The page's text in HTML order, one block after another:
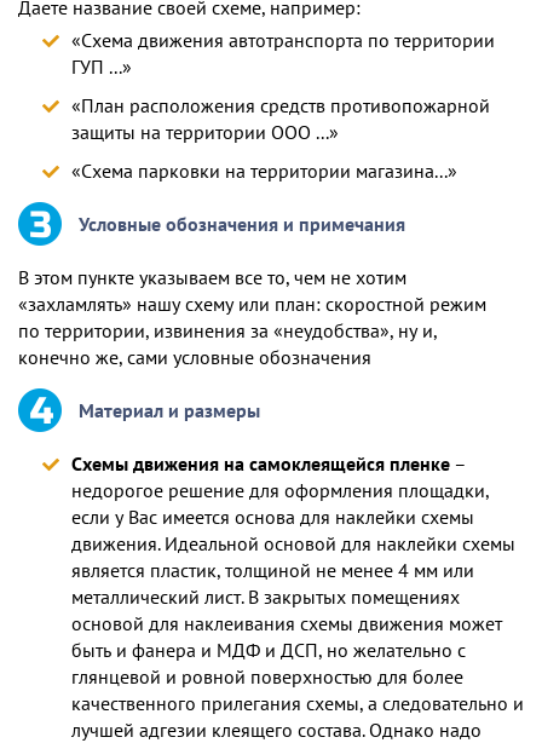
Даете название своей схеме, например:
«Схема движения автотранспорта по территории
ГУП ...»
«План расположения средств противопожарной
защиты на территории ООО ...»
«Схема парковки на территории магазина...»
Условные обозначения и примечания
В этом пункте указываем все то, чем не хотим
«захламлять» нашу схему или план: скоростной режим
по территории, извинения за «неудобства», ну и,
конечно же, сами условные обозначения
Материал и размеры
Схемы движения на самоклеящейся пленке –
недорогое решение для оформления площадки,
если у Вас имеется основа для наклейки схемы
движения. Идеальной основой для наклейки схемы
является пластик, толщиной не менее 4 мм или
металлический лист. В закрытых помещениях
основой для наклеивания схемы движения может
быть и фанера и МДФ и ДСП, но желательно с
глянцевой и ровной поверхностью для более
качественного прилегания схемы, а следовательно и
лучшей адгезии клеящего состава. Однако надо